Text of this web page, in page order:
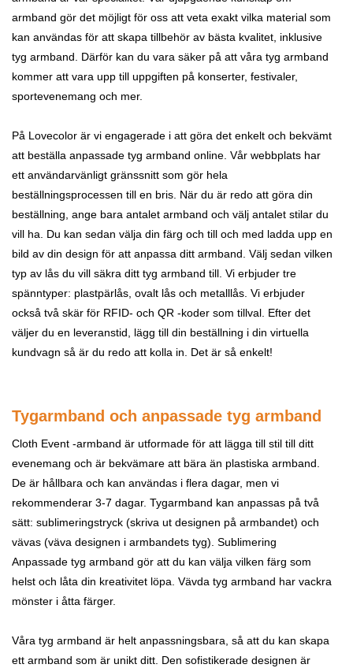
armband gör det möjligt för oss att veta exakt vilka material som
kan användas för att skapa tillbehör av bästa kvalitet, inklusive
tyg armband. Därför kan du vara säker på att våra tyg armband
kommer att vara upp till uppgiften på konserter, festivaler,
sportevenemang och mer.
På Lovecolor är vi engagerade i att göra det enkelt och bekvämt
att beställa anpassade tyg armband online. Vår webbplats har
ett användarvänligt gränssnitt som gör hela
beställningsprocessen till en bris. När du är redo att göra din
beställning, ange bara antalet armband och välj antalet stilar du
vill ha. Du kan sedan välja din färg och till och med ladda upp en
bild av din design för att anpassa ditt armband. Välj sedan vilken
typ av lås du vill säkra ditt tyg armband till. Vi erbjuder tre
spänntyper: plastpärlås, ovalt lås och metalllås. Vi erbjuder
också två skär för RFID- och QR -koder som tillval. Efter det
väljer du en leveranstid, lägg till din beställning i din virtuella
kundvagn så är du redo att kolla in. Det är så enkelt!
Tygarmband och anpassade tyg armband
Cloth Event -armband är utformade för att lägga till stil till ditt
evenemang och är bekvämare att bära än plastiska armband.
De är hållbara och kan användas i flera dagar, men vi
rekommenderar 3-7 dagar. Tygarmband kan anpassas på två
sätt: sublimeringstryck (skriva ut designen på armbandet) och
vävas (väva designen i armbandets tyg). Sublimering
Anpassade tyg armband gör att du kan välja vilken färg som
helst och låta din kreativitet löpa. Vävda tyg armband har vackra
mönster i åtta färger.
Våra tyg armband är helt anpassningsbara, så att du kan skapa
ett armband som är unikt ditt. Den sofistikerade designen är